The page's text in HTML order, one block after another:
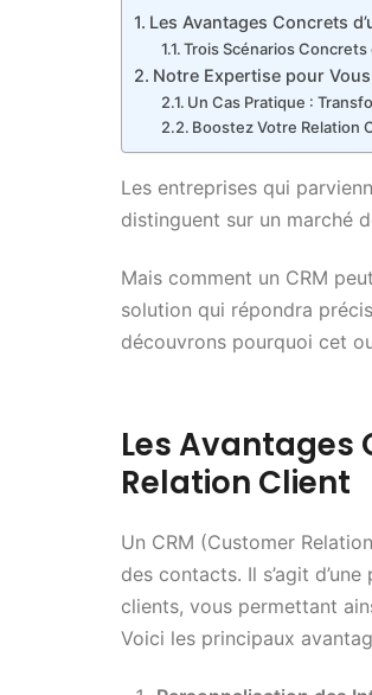
Les Avantages Concrets
Trois Scénarios Concrets
Notre Expertise pour
Un Cas Pratique :
Boostez Votre Relation
Les entreprises qui
distinguent sur un marché
Mais comment un CRM
solution qui répondra
découvrons pourquoi cet
Les Avantages
Relation Client
Un CRM (Customer
des contacts. Il s’agit
clients, vous permettant
Voici les principaux